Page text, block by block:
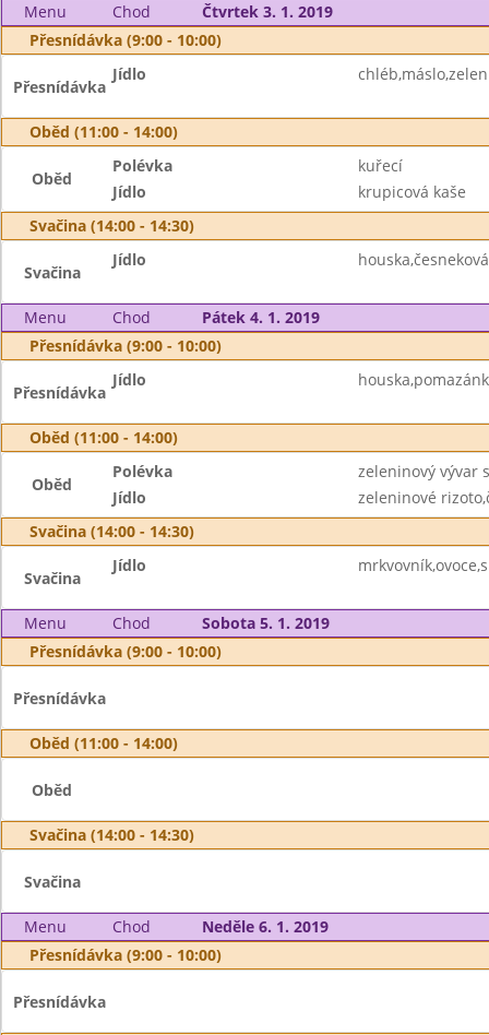
Menu Chod
Čtvrtek 3. 1. 2019
Přesnídávka (9:00 - 10:00)
Přesnídávka
Jídlo
Oběd (11:00 - 14:00)
Oběd
Polévka
kuřecí
Jídlo
krupicová kaše
Svačina (14:00 - 14:30)
Svačina
Jídlo
Menu Chod
Pátek 4. 1. 2019
Přesnídávka (9:00 - 10:00)
Přesnídávka
Jídlo
Oběd (11:00 - 14:00)
Oběd
Polévka
zeleninový vývar
Jídlo
zeleninové
Svačina (14:00 - 14:30)
Svačina
Jídlo
Menu Chod
Sobota 5. 1. 2019
Přesnídávka (9:00 - 10:00)
Přesnídávka
Oběd (11:00 - 14:00)
Oběd
Svačina (14:00 - 14:30)
Svačina
Menu Chod
Neděle 6. 1. 2019
Přesnídávka (9:00 - 10:00)
Přesnídávka